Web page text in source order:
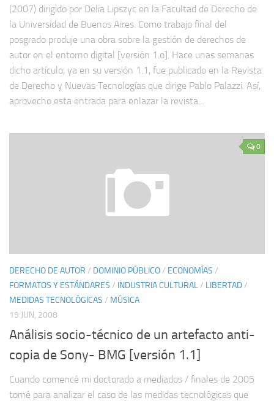
(2007) dirigido por Delia Lipszyc en la Facultad de Derecho de
la Universidad de Buenos Aires. Como trabajo final del
posgrado produje una obra sobre la gestión de derechos de
autor en el entorno digital [versión 1.o]. Hace unas semanas
dicho artículo, ya en su versión 1.1, fue publicado en la Revista
de Derecho y Nuevas Tecnologías que dirige Pablo Palazzi. Así,
aprovecho esta entrada para enlazar la revista...
0
DERECHO DE AUTOR / DOMINIO PÚBLICO/ ECONOMÍAS /
FORMATOS Y ESTÁNDARES / INDUSTRIA CULTURAL/ LIBERTAD/
MEDIDAS TECNOLÓGICAS / MÚSICA
19 JUN, 2008
Análisis socio-técnico de un artefacto anti-
copia de Sony- BMG [versión 1.1]
Cuando comencé mi doctorado a mediados / finales de 2005
tomé para analizar el caso de las medidas tecnológicas que